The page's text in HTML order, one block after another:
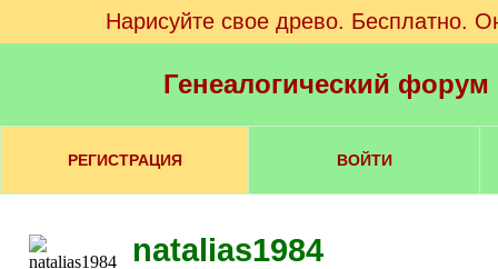
Нарисуйте свое древо. Бесплатно.
Генеалогический
РЕГИСТРАЦИЯ ВОЙТИ
natalias1984